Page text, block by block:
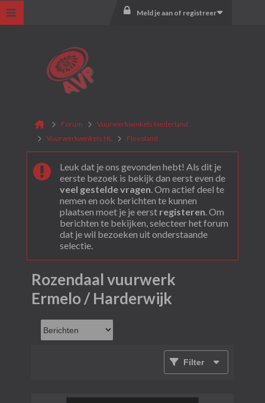
Meld je aan of registreer
Forum
Vuurwerkwinkels Nederland
Vuurwerkwinkels NL
Flevoland
Leuk dat je ons gevonden hebt! Als dit je
eerste bezoek is bekijk dan eerst even de
veel gestelde vragen. Om actief deel te
nemen en ook berichten te kunnen
plaatsen moet je je eerst registeren. Om
berichten te bekijken, selecteer het forum
dat je wil bezoeken uit onderstaande
selectie.
Rozendaal vuurwerk
Ermelo / Harderwijk
Filter